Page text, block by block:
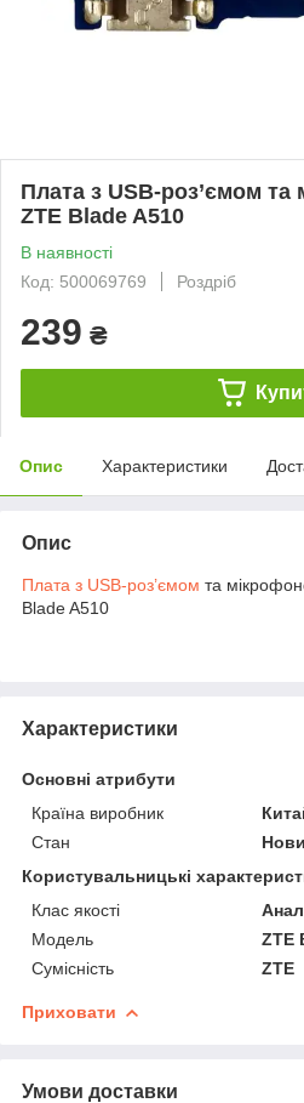
Плата з USB-роз’ємом
ZTE Blade A510
В наявності
Код: 500069769
Роздріб
239 ₴
Опис Характеристики
Опис
Плата з USB-роз’ємом та
Blade A510
Характеристики
Основні атрибути
Країна виробник
Стан
Користувальницькі
Клас якості
Мoдель
ZTE
Сумісність
ZTE
Приховати
Умови доставки